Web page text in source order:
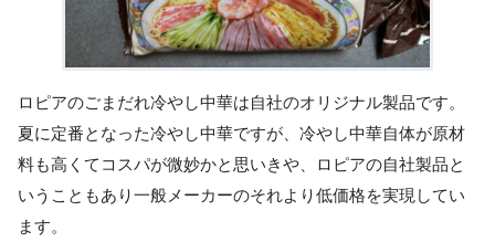
ロピアのごまだれ冷やし中華は自社のオリジナル製品です。
夏に定番となった冷やし中華ですが、冷やし中華自体が原材
料も高くてコスパが微妙かと思いきや、ロピアの自社製品と
いうこともあり一般メーカーのそれより低価格を実現してい
ます。